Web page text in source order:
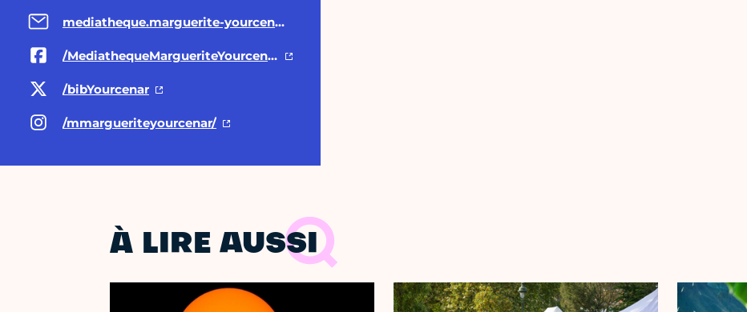
mediatheque.marguerite-yourcenar@paris.fr
/MediathequeMargueriteYourcenar/
/bibYourcenar
/mmargueriteyourcenar/
À LIRE AUSSI